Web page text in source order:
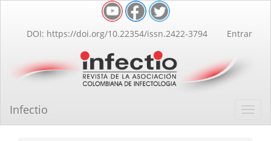
Contenido
principal
lateral
DOI: https://doi.org/10.22354/issn.2422-3794 Entrar
Infectio